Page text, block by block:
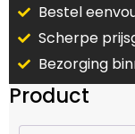
Bestel
Scherpe
Bezorging
Product